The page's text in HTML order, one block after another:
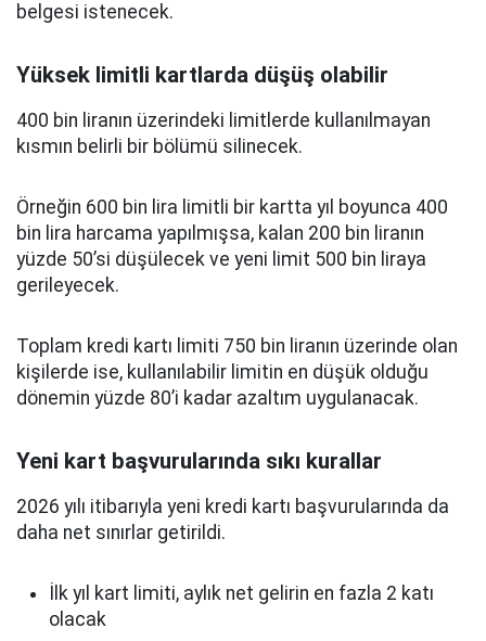
belgesi istenecek.
Yüksek limitli kartlarda düşüş olabilir
400 bin liranın üzerindeki limitlerde kullanılmayan
kısmın belirli bir bölümü silinecek.
Örneğin 600 bin lira limitli bir kartta yıl boyunca 400
bin lira harcama yapılmışsa, kalan 200 bin liranın
yüzde 50’si düşülecek ve yeni limit 500 bin liraya
gerileyecek.
Toplam kredi kartı limiti 750 bin liranın üzerinde olan
kişilerde ise, kullanılabilir limitin en düşük olduğu
dönemin yüzde 80’i kadar azaltım uygulanacak.
Yeni kart başvurularında sıkı kurallar
2026 yılı itibarıyla yeni kredi kartı başvurularında da
daha net sınırlar getirildi.
İlk yıl kart limiti, aylık net gelirin en fazla 2 katı
olacak